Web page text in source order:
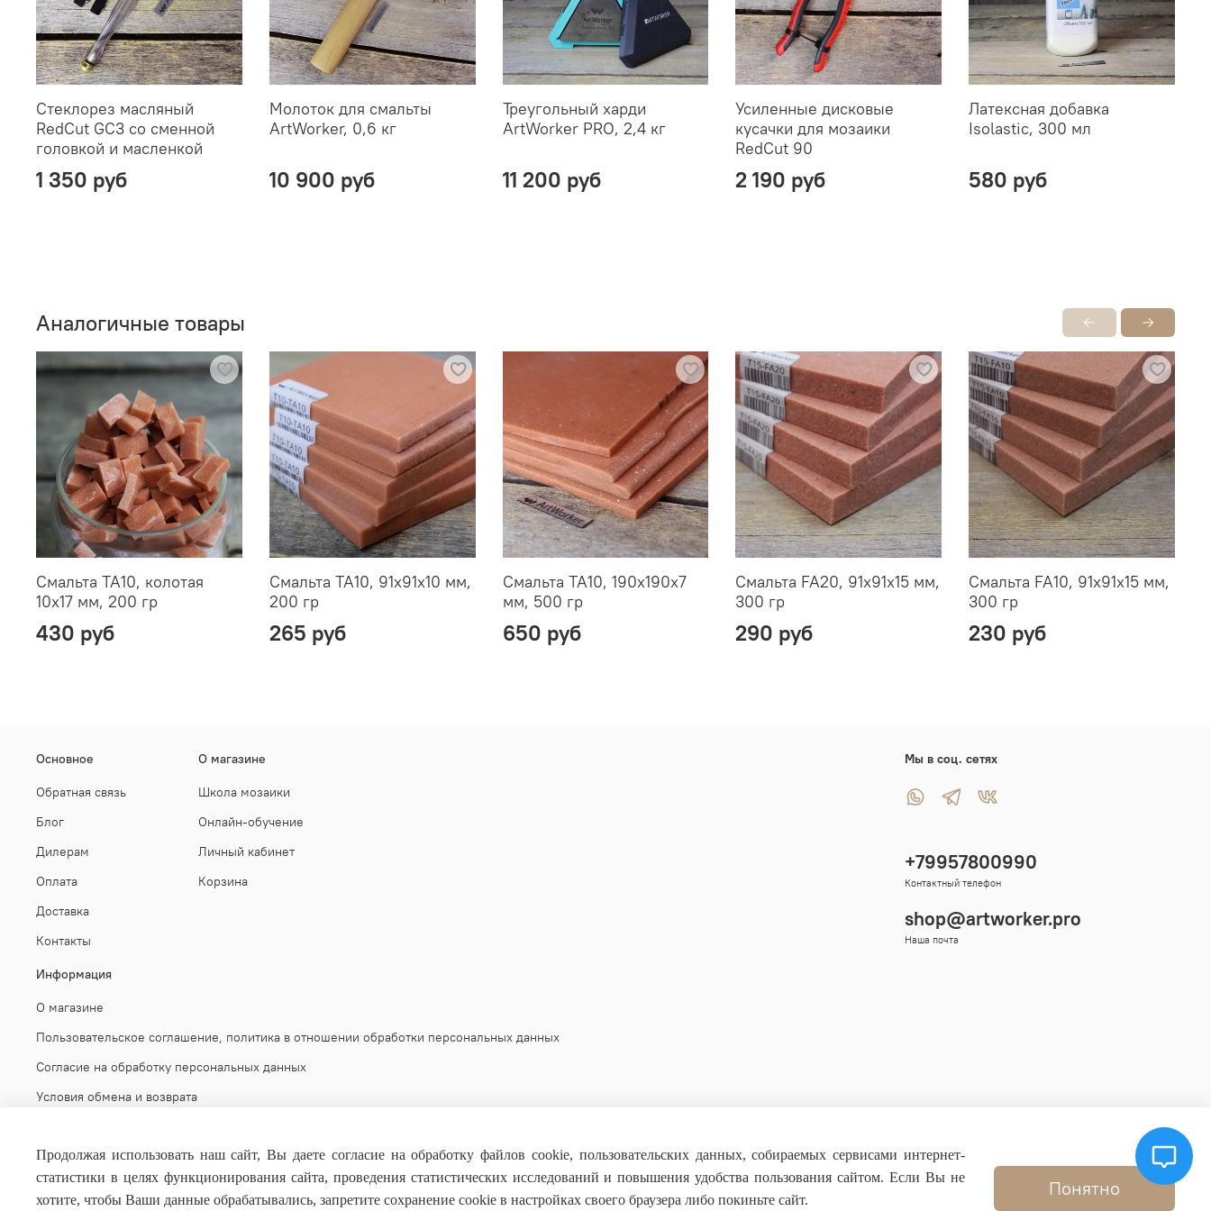
Стеклорез масляный
RedCut GC3 со сменной
головкой и масленкой
1 350 руб
Молоток для смальты
ArtWorker, 0,6 кг
10 900 руб
Треугольный харди
ArtWorker PRO, 2,4 кг
11 200 руб
Усиленные дисковые
кусачки для мозаики
RedCut 90
2 190 руб
Латексная добавка
Isolastic, 300 мл
580 руб
Аналогичные товары
Смальта TA10, колотая
10х17 мм, 200 гр
430 руб
Смальта TA10, 91х91х10 мм,
200 гр
265 руб
Смальта TA10, 190х190х7
мм, 500 гр
650 руб
Смальта FA20, 91х91х15 мм,
300 гр
290 руб
Смальта FA10, 91х91х15 мм,
300 гр
230 руб
Основное
Обратная связь
Блог
Дилерам
Оплата
Доставка
Контакты
О магазине
Школа мозаики
Онлайн-обучение
Личный кабинет
Корзина
Информация
О магазине
Пользовательское соглашение, политика в отношении обработки персональных данных
Согласие на обработку персональных данных
Условия обмена и возврата
Мы в соц. сетях
+79957800990
Контактный телефон
shop@artworker.pro
Наша почта
Продолжая использовать наш сайт, Вы даете согласие на обработку файлов cookie, пользовательских данных, собираемых сервисами интернет-
статистики в целях функционирования сайта, проведения статистических исследований и повышения удобства пользования сайтом. Если Вы не
хотите, чтобы Ваши данные обрабатывались, запретите сохранение cookie в настройках своего браузера либо покиньте сайт.
Понятно